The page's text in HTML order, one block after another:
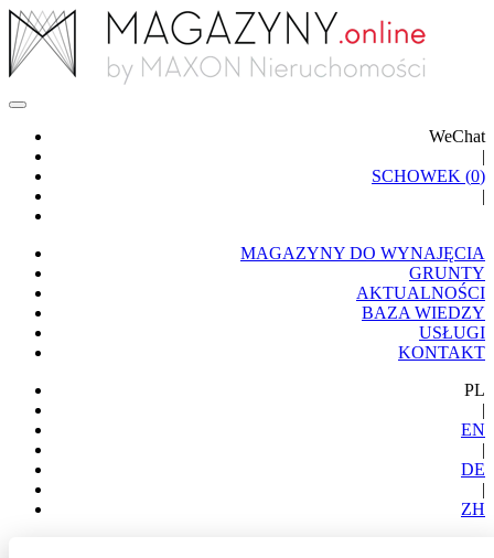
WeChat
|
SCHOWEK (0)
|
MAGAZYNY DO WYNAJĘCIA
GRUNTY
AKTUALNOŚCI
BAZA WIEDZY
USŁUGI
KONTAKT
PL
|
EN
|
DE
|
ZH